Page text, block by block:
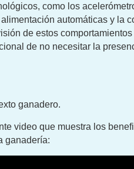
como los
automáticas y la
de estos
de no necesitar la
ganadero.
video que muestra los
ganadería: